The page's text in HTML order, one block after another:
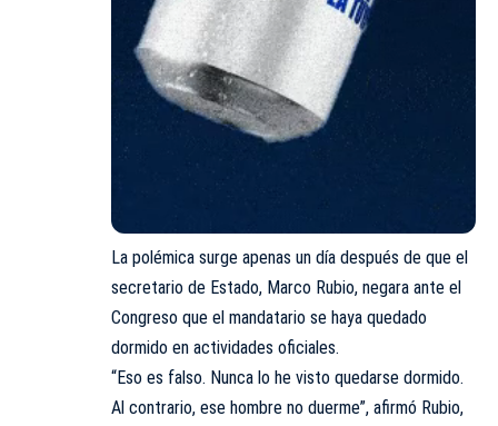
La polémica surge apenas un día después de que el
secretario de Estado, Marco Rubio, negara ante el
Congreso que el mandatario se haya quedado
dormido en actividades oficiales.
“Eso es falso. Nunca lo he visto quedarse dormido.
Al contrario, ese hombre no duerme”, afirmó Rubio,